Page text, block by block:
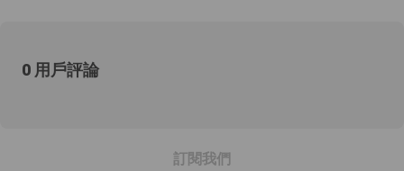
0 用戶評論
訂閱我們